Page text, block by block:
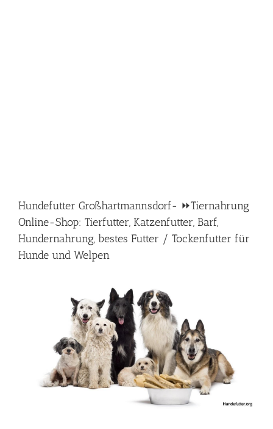
Hundefutter Großhartmannsdorf- ⏩Tiernahrung
Online-Shop: Tierfutter, Katzenfutter, Barf,
Hundernahrung, bestes Futter / Tockenfutter für
Hunde und Welpen